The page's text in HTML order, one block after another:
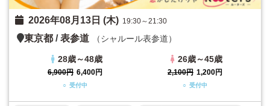
2026年08月13日 (木) 19:30～21:30
東京都 /表参道 （シャルール表参道）
28歳～48歳
6,900円 6,400円
○ 受付中
26歳～45歳
2,100円 1,200円
○ 受付中